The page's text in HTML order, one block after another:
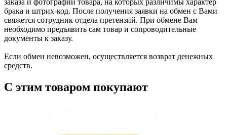
заказа и фотографии товара, на которых различимы характер
брака и штрих-код. После получения заявки на обмен с Вами
свяжется сотрудник отдела претензий. При обмене Вам
необходимо предъявить сам товар и сопроводительные
документы к заказу.
Если обмен невозможен, осуществляется возврат денежных
средств.
С этим товаром покупают